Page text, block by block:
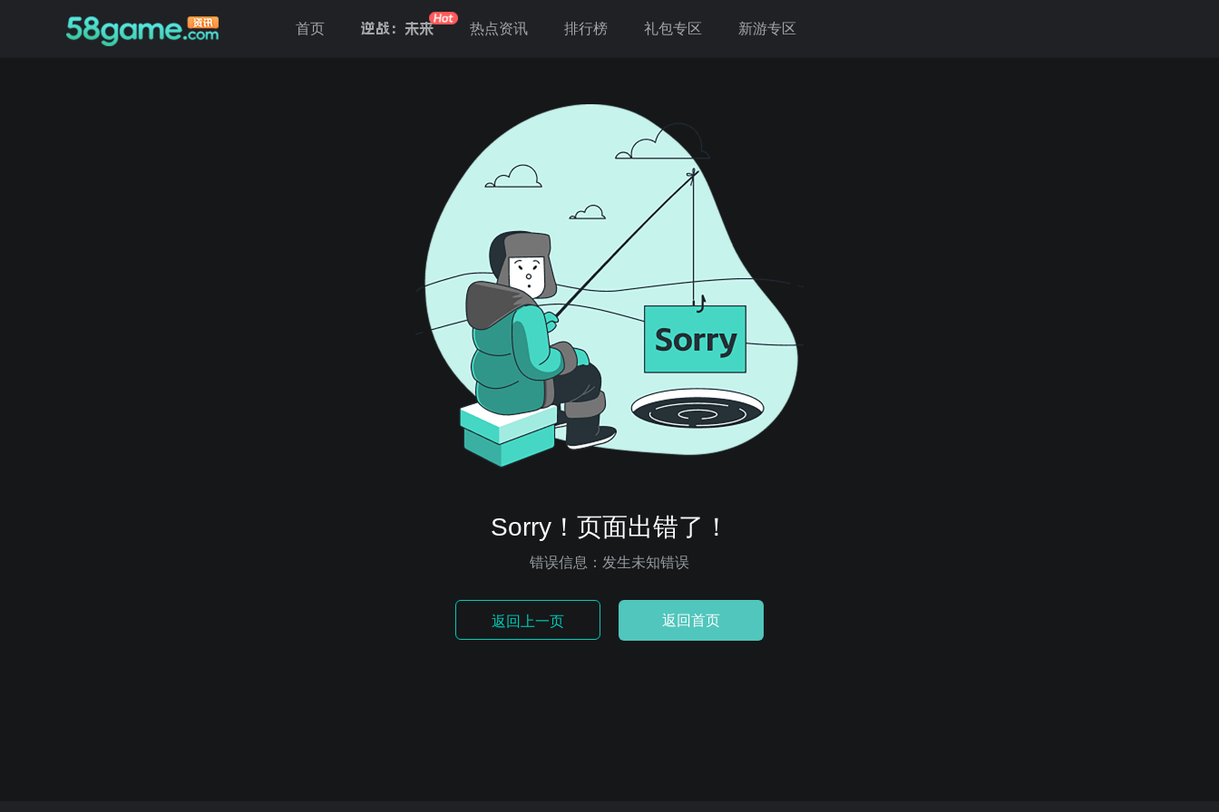
首页 逆战：未来 热点资讯 排行榜 礼包专区 新游专区
Sorry！页面出错了！
错误信息：发生未知错误
返回上一页 返回首页